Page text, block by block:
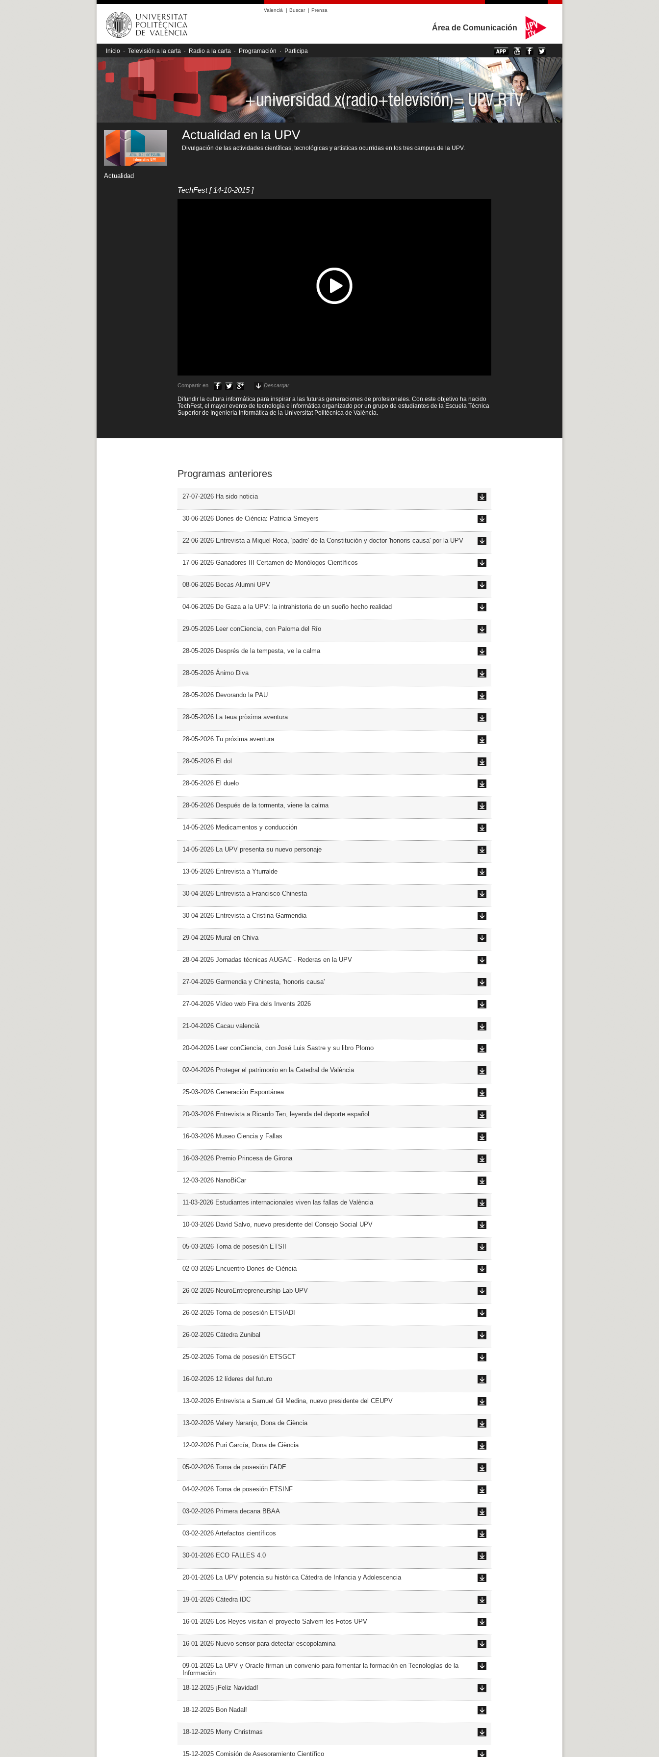
Valencià | Buscar| Prensa
Área de Comunicación
Inicio · Televisión a la carta · Radio a la carta · Programación · Participa
Actualidad
Actualidad en la UPV
Divulgación de las actividades científicas, tecnológicas y artísticas ocurridas en los tres campus de la UPV.
TechFest[ 14-10-2015 ]
Compartir en Descargar
Difundir la cultura informática para inspirar a las futuras generaciones de profesionales. Con este objetivo ha nacido
TechFest, el mayor evento de tecnología e informática organizado por un grupo de estudiantes de la Escuela Técnica
Superior de Ingeniería Informática de la Universitat Politècnica de València.
Programas anteriores
27-07-2026 Ha sido noticia
30-06-2026 Dones de Ciència: Patricia Smeyers
22-06-2026 Entrevista a Miquel Roca, 'padre' de la Constitución y doctor 'honoris causa' por la UPV
17-06-2026 Ganadores III Certamen de Monólogos Científicos
08-06-2026 Becas Alumni UPV
04-06-2026 De Gaza a la UPV: la intrahistoria de un sueño hecho realidad
29-05-2026 Leer conCiencia, con Paloma del Río
28-05-2026 Després de la tempesta, ve la calma
28-05-2026 Ánimo Diva
28-05-2026 Devorando la PAU
28-05-2026 La teua pròxima aventura
28-05-2026 Tu próxima aventura
28-05-2026 El dol
28-05-2026 El duelo
28-05-2026 Después de la tormenta, viene la calma
14-05-2026 Medicamentos y conducción
14-05-2026 La UPV presenta su nuevo personaje
13-05-2026 Entrevista a Yturralde
30-04-2026 Entrevista a Francisco Chinesta
30-04-2026 Entrevista a Cristina Garmendia
29-04-2026 Mural en Chiva
28-04-2026 Jornadas técnicas AUGAC - Rederas en la UPV
27-04-2026 Garmendia y Chinesta, 'honoris causa'
27-04-2026 Vídeo web Fira dels Invents 2026
21-04-2026 Cacau valencià
20-04-2026 Leer conCiencia, con José Luis Sastre y su libro Plomo
02-04-2026 Proteger el patrimonio en la Catedral de València
25-03-2026 Generación Espontánea
20-03-2026 Entrevista a Ricardo Ten, leyenda del deporte español
16-03-2026 Museo Ciencia y Fallas
16-03-2026 Premio Princesa de Girona
12-03-2026 NanoBiCar
11-03-2026 Estudiantes internacionales viven las fallas de València
10-03-2026 David Salvo, nuevo presidente del Consejo Social UPV
05-03-2026 Toma de posesión ETSII
02-03-2026 Encuentro Dones de Ciència
26-02-2026 NeuroEntrepreneurship Lab UPV
26-02-2026 Toma de posesión ETSIADI
26-02-2026 Cátedra Zunibal
25-02-2026 Toma de posesión ETSGCT
16-02-2026 12 líderes del futuro
13-02-2026 Entrevista a Samuel Gil Medina, nuevo presidente del CEUPV
13-02-2026 Valery Naranjo, Dona de Ciència
12-02-2026 Puri García, Dona de Ciència
05-02-2026 Toma de posesión FADE
04-02-2026 Toma de posesión ETSINF
03-02-2026 Primera decana BBAA
03-02-2026 Artefactos científicos
30-01-2026 ECO FALLES 4.0
20-01-2026 La UPV potencia su histórica Cátedra de Infancia y Adolescencia
19-01-2026 Cátedra IDC
16-01-2026 Los Reyes visitan el proyecto Salvem les Fotos UPV
16-01-2026 Nuevo sensor para detectar escopolamina
09-01-2026 La UPV y Oracle firman un convenio para fomentar la formación en Tecnologías de la
Información
18-12-2025 ¡Feliz Navidad!
18-12-2025 Bon Nadal!
18-12-2025 Merry Christmas
15-12-2025 Comisión de Asesoramiento Científico